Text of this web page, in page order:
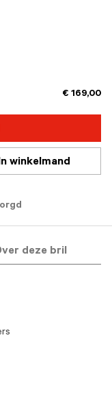
€ 169,00
winkelmand
deze bril